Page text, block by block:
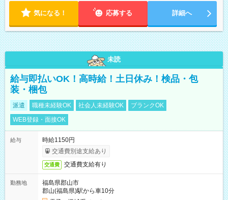
気になる！ 応募する 詳細へ
未読
給与即払いOK！高時給！土日休み！検品・包
装・梱包
派遣 職種未経験OK 社会人未経験OK
ブランクOK
WEB登録・面接OK
給与
時給1150円
交通費別途支給あり
交通費 交通費支給有り
勤務地
福島県郡山市
郡山(福島県)駅から車10分